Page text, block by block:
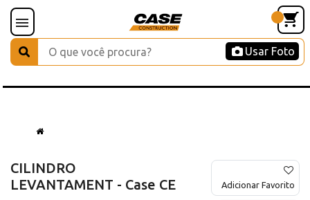
Usar Foto
CILINDRO
LEVANTAMENT - Case CE
Adicionar Favorito